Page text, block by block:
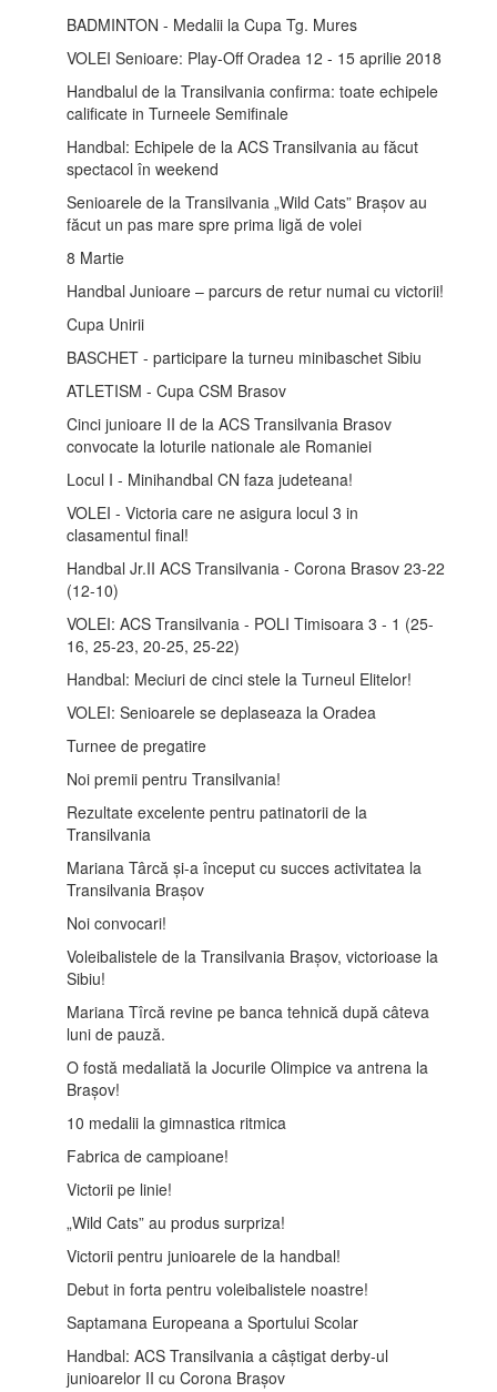
BADMINTON - Medalii la Cupa Tg. Mures
VOLEI Senioare: Play-Off Oradea 12 - 15 aprilie 2018
Handbalul de la Transilvania confirma: toate echipele
calificate in Turneele Semifinale
Handbal: Echipele de la ACS Transilvania au făcut
spectacol în weekend
Senioarele de la Transilvania „Wild Cats” Brașov au
făcut un pas mare spre prima ligă de volei
8 Martie
Handbal Junioare – parcurs de retur numai cu victorii!
Cupa Unirii
BASCHET - participare la turneu minibaschet Sibiu
ATLETISM - Cupa CSM Brasov
Cinci junioare II de la ACS Transilvania Brasov
convocate la loturile nationale ale Romaniei
Locul I - Minihandbal CN faza judeteana!
VOLEI - Victoria care ne asigura locul 3 in
clasamentul final!
Handbal Jr.II ACS Transilvania - Corona Brasov 23-22
(12-10)
VOLEI: ACS Transilvania - POLI Timisoara 3 - 1 (25-
16, 25-23, 20-25, 25-22)
Handbal: Meciuri de cinci stele la Turneul Elitelor!
VOLEI: Senioarele se deplaseaza la Oradea
Turnee de pregatire
Noi premii pentru Transilvania!
Rezultate excelente pentru patinatorii de la
Transilvania
Mariana Târcă și-a început cu succes activitatea la
Transilvania Brașov
Noi convocari!
Voleibalistele de la Transilvania Brașov, victorioase la
Sibiu!
Mariana Tîrcă revine pe banca tehnică după câteva
luni de pauză.
O fostă medaliată la Jocurile Olimpice va antrena la
Brașov!
10 medalii la gimnastica ritmica
Fabrica de campioane!
Victorii pe linie!
„Wild Cats” au produs surpriza!
Victorii pentru junioarele de la handbal!
Debut in forta pentru voleibalistele noastre!
Saptamana Europeana a Sportului Scolar
Handbal: ACS Transilvania a câștigat derby-ul
junioarelor II cu Corona Brașov